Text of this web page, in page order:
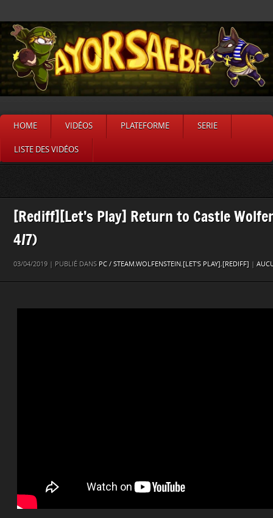
HOME VIDÉOS PLATEFORME SERIE
LISTE DES VIDÉOS
[Rediff][Let’s Play] Return to Castle
4/7)
03/04/2019 | PUBLIÉ DANS PC / STEAM,WOLFENSTEIN,[LET'S PLAY],[REDIFF]